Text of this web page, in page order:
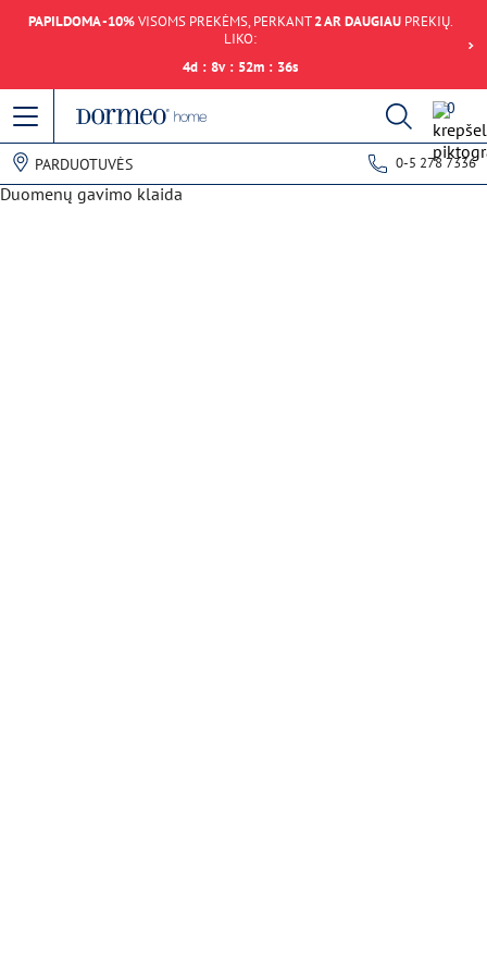
PAPILDOMA -10%VISOMS PREKĖMS, PERKANT2 AR DAUGIAUPREKIŲ.
LIKO:
4d : 8v : 52m : 36s
0
PARDUOTUVĖS 0-5 278 7336
Duomenų gavimo klaida